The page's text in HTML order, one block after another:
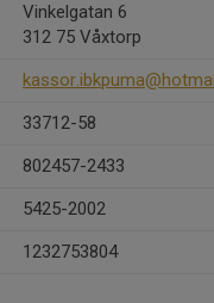
Vinkelgatan 6
312 75 Våxtorp
33712-58
802457-2433
5425-2002
1232753804